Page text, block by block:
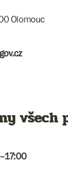
Olomouc
všech